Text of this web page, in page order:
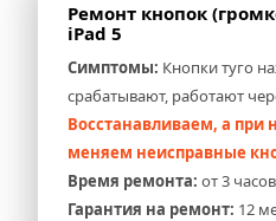
Ремонт кнопок
iPad 5
Симптомы: Кнопки туго
срабатывают, работают
Восстанавливаем, а при
меняем неисправные
Время ремонта: от 3 часов
Гарантия на ремонт: 12